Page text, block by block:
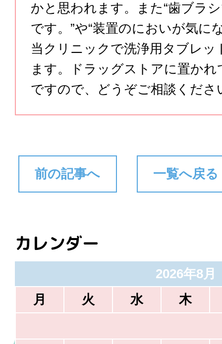
かと思われます。また“歯ブラ
です。”や“装置のにおいが気に
当クリニックで洗浄用タブレ
ます。ドラッグストアに置か
ですので、どうぞご相談くださ
前の記事へ 一覧へ戻る
カレンダー
2026年8月
月
火 水 木